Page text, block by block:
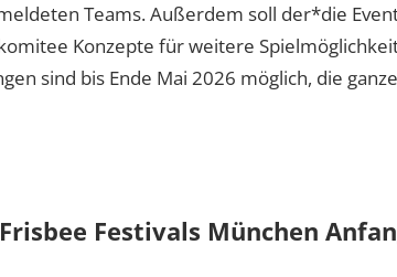
Teams. Außerdem soll der*die
Konzepte für weitere
sind bis Ende Mai 2026 möglich, die ganze
Festivals München